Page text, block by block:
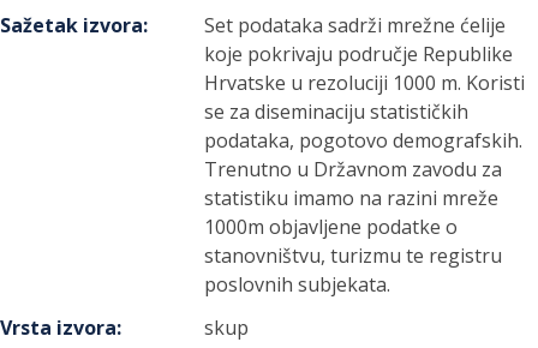
Sažetak izvora:
Set podataka sadrži mrežne ćelije
koje pokrivaju područje Republike
Hrvatske u rezoluciji 1000 m. Koristi
se za diseminaciju statističkih
podataka, pogotovo demografskih.
Trenutno u Državnom zavodu za
statistiku imamo na razini mreže
1000m objavljene podatke o
stanovništvu, turizmu te registru
poslovnih subjekata.
Vrsta izvora:
skup